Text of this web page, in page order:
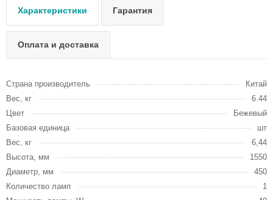
Характеристики Гарантия
Оплата и доставка
Страна производитель
Китай
Вес, кг
6.44
Цвет
Бежевый
Базовая единица
шт
Вес, кг
6,44
Высота, мм
1550
Диаметр, мм
450
Количество ламп
1